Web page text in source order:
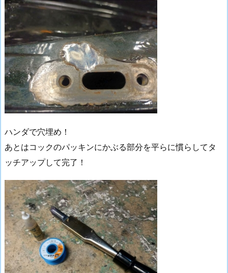
ハンダで穴埋め！
あとはコックのパッキンにかぶる部分を平らに慣らしてタ
ッチアップして完了！